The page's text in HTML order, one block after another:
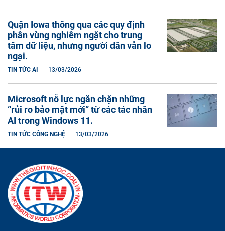
Quận Iowa thông qua các quy định
phân vùng nghiêm ngặt cho trung
tâm dữ liệu, nhưng người dân vẫn lo
ngại.
TIN TỨC AI 13/03/2026
Microsoft nỗ lực ngăn chặn những
“rủi ro bảo mật mới” từ các tác nhân
AI trong Windows 11.
TIN TỨC CÔNG NGHỆ 13/03/2026